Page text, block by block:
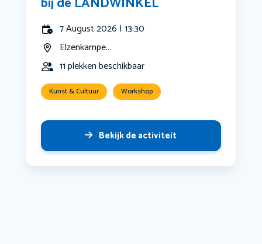
7 August 2026 | 13:30
Elzenkampe...
11 plekken beschikbaar
Kunst & Cultuur Workshop
Bekijk de activiteit